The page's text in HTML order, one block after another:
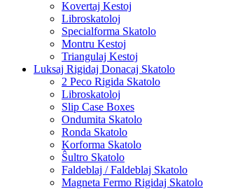
Kovertaj Kestoj
Libroskatoloj
Specialforma Skatolo
Montru Kestoj
Triangulaj Kestoj
Luksaj Rigidaj Donacaj Skatolo
2 Peco Rigida Skatolo
Libroskatoloj
Slip Case Boxes
Ondumita Skatolo
Ronda Skatolo
Korforma Skatolo
Ŝultro Skatolo
Faldeblaj / Faldeblaj Skatolo
Magneta Fermo Rigidaj Skatolo